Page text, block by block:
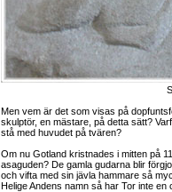
Men vem är det som visas på
skulptör, en mästare, på detta sätt?
stå med huvudet på tvären?
Om nu Gotland kristnades i mitten på
asaguden? De gamla gudarna blir
och vifta med sin jävla hammare så
Helige Andens namn så har Tor inte en